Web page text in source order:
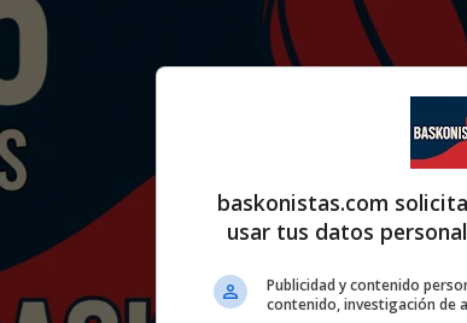
baskonistas.com
usar tus datos
Publicidad y contenido
contenido, investigación de